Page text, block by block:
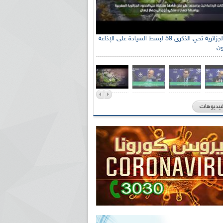
الإذاعة الجزائرية تحي الذكرى 59 لبسط السيادة على الإذاعة